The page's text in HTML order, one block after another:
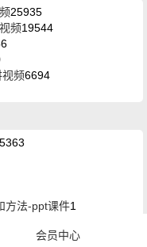
25935
频19544
视频6694
5363
方法-ppt课件1
会员中心